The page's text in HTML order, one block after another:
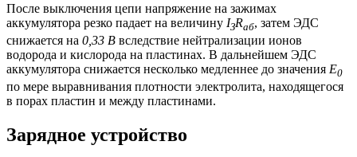
После выключения цепи напряжение на зажимах
аккумулятора резко падает на величину IЗRаб, затем ЭДС
снижается на 0,33 В вследствие нейтрализации ионов
водорода и кислорода на пластинах. В дальнейшем ЭДС
аккумулятора снижается несколько медленнее до значения Е0
по мере выравнивания плотности электролита, находящегося
в порах пластин и между пластинами.
Зарядное устройство